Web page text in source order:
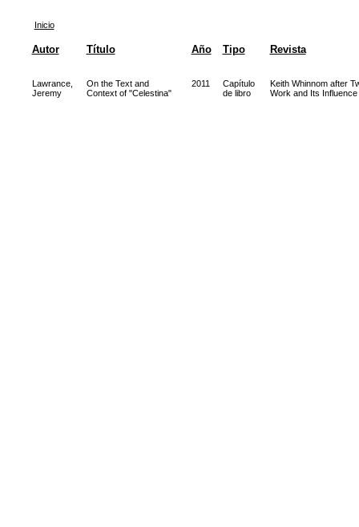
Inicio
Autor Título Año Tipo Revista
Lawrance,
Jeremy
On the Text and
Context of "Celestina"
2011
Capítulo
de libro
Keith Whinnom after
Work and Its Influence